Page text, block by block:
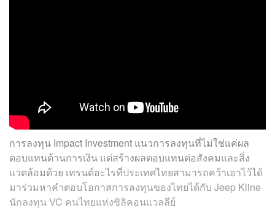
การลงทุน Impact Investment แนวการลงทุนที่ไม่ใช่แค่ผล
ตอบแทนด้านการเงิน แต่สร้างผลตอบแทนต่อสังคมและสิ่ง
แวดล้อมด้วย เทรนด์อะไรที่ประเทศไทยสามารถคว้าเอาไว้ได้
มาร่วมหาคำตอบโอกาสการลงทุนของไทยได้กับ Jeep Kline
นักลงทุน VC คนไทยแห่งซิลิคอนแวลลีย์